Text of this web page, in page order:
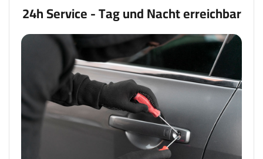
24h Service - Tag und Nacht erreichbar